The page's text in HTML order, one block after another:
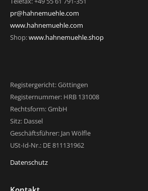
pr@hahnemuehle.com
www.hahnemuehle.com
Shop:www.hahnemuehle.shop
Registergericht: Göttingen
Registernummer: HRB 131008
Rechtsform: GmbH
Sitz: Dassel
Geschäftsführer: Jan Wölfle
USt-Id-Nr.: DE 811131962
Datenschutz